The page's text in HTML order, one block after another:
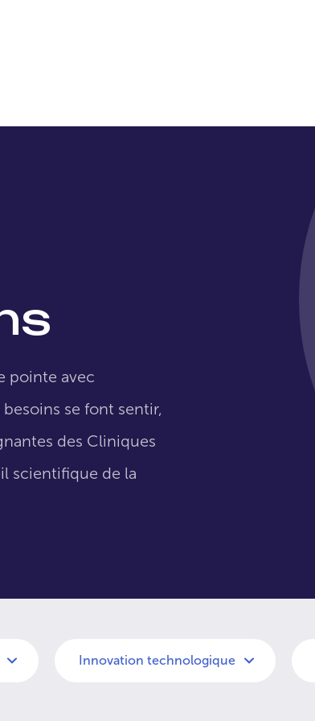
pointe avec
se font sentir,
des Cliniques
scientifique de la
Innovation technologique